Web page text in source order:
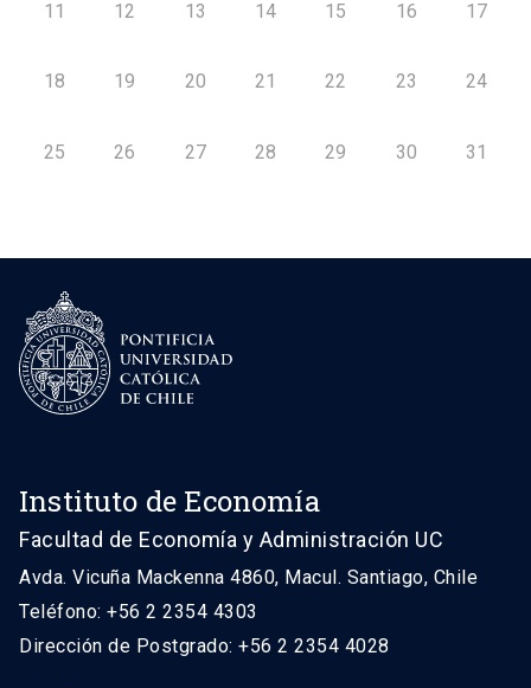
11 12 13 14 15 16 17
18 19 20 21 22 23 24
25 26 27 28 29 30 31
Instituto de Economía
Facultad de Economía y Administración UC
Avda. Vicuña Mackenna 4860, Macul. Santiago, Chile
Teléfono: +56 2 2354 4303
Dirección de Postgrado: +56 2 2354 4028